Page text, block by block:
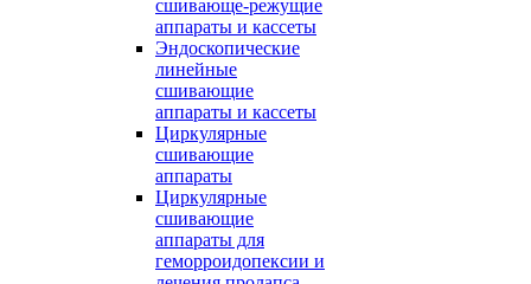
сшивающе-режущие
аппараты и кассеты
Эндоскопические
линейные
сшивающие
аппараты и кассеты
Циркулярные
сшивающие
аппараты
Циркулярные
сшивающие
аппараты для
геморроидопексии и